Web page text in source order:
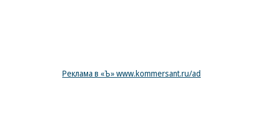
Реклама в «Ъ» www.kommersant.ru/ad